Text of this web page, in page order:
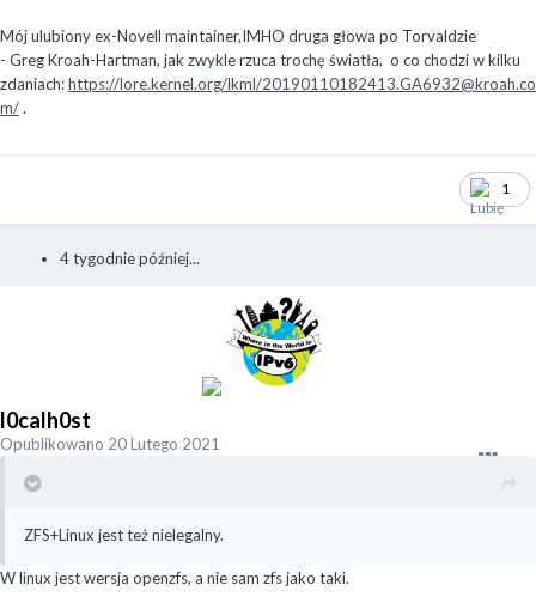
Mój ulubiony ex-Novell maintainer,IMHO druga głowa po Torvaldzie
- Greg Kroah-Hartman, jak zwykle rzuca trochę światła, o co chodzi w kilku
zdaniach:https://lore.kernel.org/lkml/20190110182413.GA6932@kroah.co
m/.
1
4 tygodnie później...
l0calh0st
Opublikowano 20 Lutego 2021
ZFS+Linux jest też nielegalny.
W linux jest wersja openzfs, a nie sam zfs jako taki.